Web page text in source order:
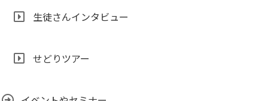
生徒さんインタビュー
せどりツアー